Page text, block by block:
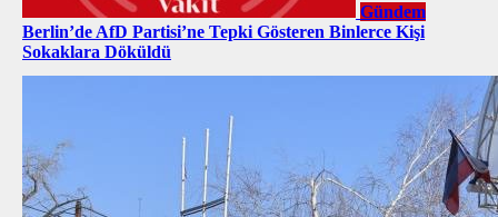
Gündem
Berlin’de AfD Partisi’ne Tepki Gösteren Binlerce Kişi
Sokaklara Döküldü